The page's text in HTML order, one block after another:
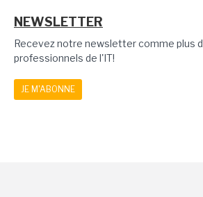
NEWSLETTER
Recevez notre newsletter comme plus
professionnels de l'IT!
JE M'ABONNE